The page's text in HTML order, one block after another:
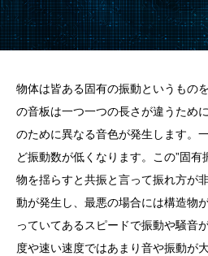
物体は皆ある固有の振動というもの
の音板は一つ一つの長さが違うため
のために異なる音色が発生します。
ど振動数が低くなります。この”固有
物を揺らすと共振と言って振れ方が
動が発生し、最悪の場合には構造物
っていてあるスピードで振動や騒音
度や速い速度ではあまり音や振動が